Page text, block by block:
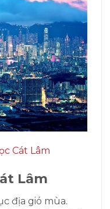
Cát Lâm
Lâm
địa gió mùa.